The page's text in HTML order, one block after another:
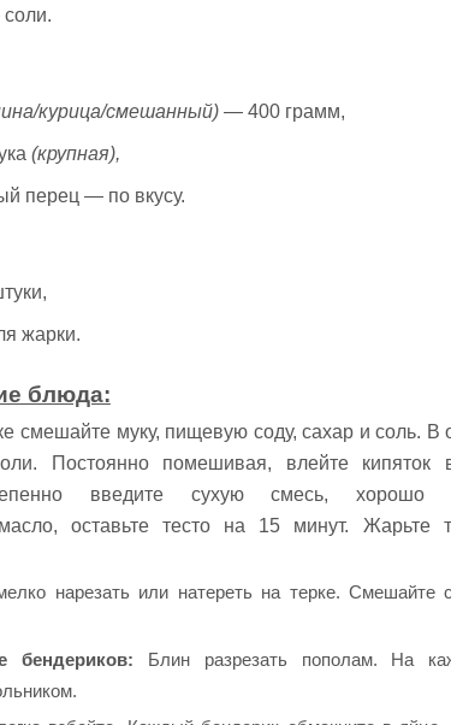
курица/смешанный)— 400 грамм,
(крупная),
перец — по вкусу.
жарки.
блюда:
смешайте муку, пищевую соду, сахар и соль. В
Постоянно помешивая, влейте кипяток
введите сухую смесь, хорошо
оставьте тесто на 15 минут.
нарезать или натереть на терке.
бендериков: Блин разрезать пополам. На